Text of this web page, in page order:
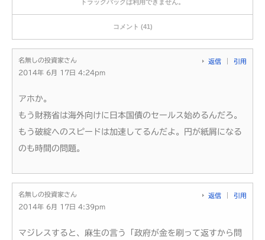
トラックバックは利用できません。
コメント (41)
名無しの投資家さん
2014年 6月 17日 4:24pm
返信 引用
アホか。
もう財務省は海外向けに日本国債のセールス始めるんだろ。
もう破綻へのスピードは加速してるんだよ。円が紙屑になる
のも時間の問題。
名無しの投資家さん
2014年 6月 17日 4:39pm
返信 引用
マジレスすると、麻生の言う「政府が金を刷って返すから問